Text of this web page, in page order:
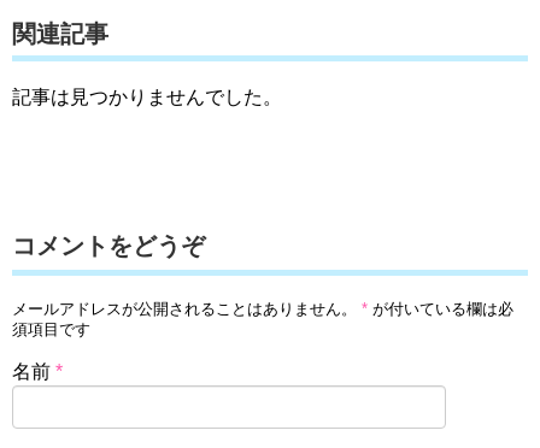
関連記事
記事は見つかりませんでした。
コメントをどうぞ
メールアドレスが公開されることはありません。 * が付いている欄は必
須項目です
名前 *